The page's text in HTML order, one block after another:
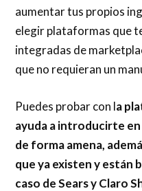
aumentar tus propios
elegir plataformas que
integradas de
que no requieran un
Puedes probar con la
ayuda a introducirte
de forma amena,
que ya existen y están
caso de Sears y Claro